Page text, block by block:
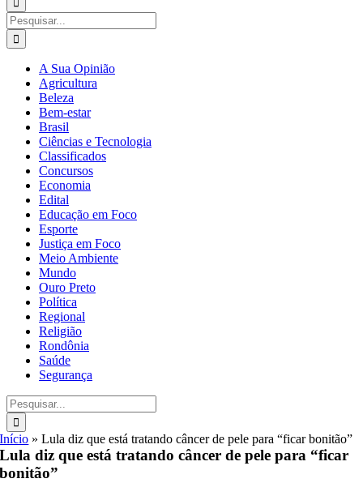
para:
Buscar
resultados
para:
A Sua Opinião
Agricultura
Beleza
Bem-estar
Brasil
Ciências e Tecnologia
Classificados
Concursos
Economia
Edital
Educação em Foco
Esporte
Justiça em Foco
Meio Ambiente
Mundo
Ouro Preto
Política
Regional
Religião
Rondônia
Saúde
Segurança
Buscar
resultados
para:
Início »Lula diz que está tratando câncer de pele para “ficar bonitão”
Lula diz que está tratando câncer de pele para “ficar
bonitão”